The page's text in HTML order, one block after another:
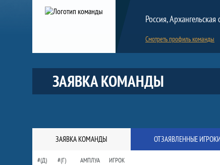
Краткая информация о команде
Россия,
Смотреть профиль команды
ЗАЯВКА КОМАНДЫ
ЗАЯВКА КОМАНДЫ ОТЗАЯВЛЕННЫЕ
#(Д) #(Г) АМПЛУА ИГРОК